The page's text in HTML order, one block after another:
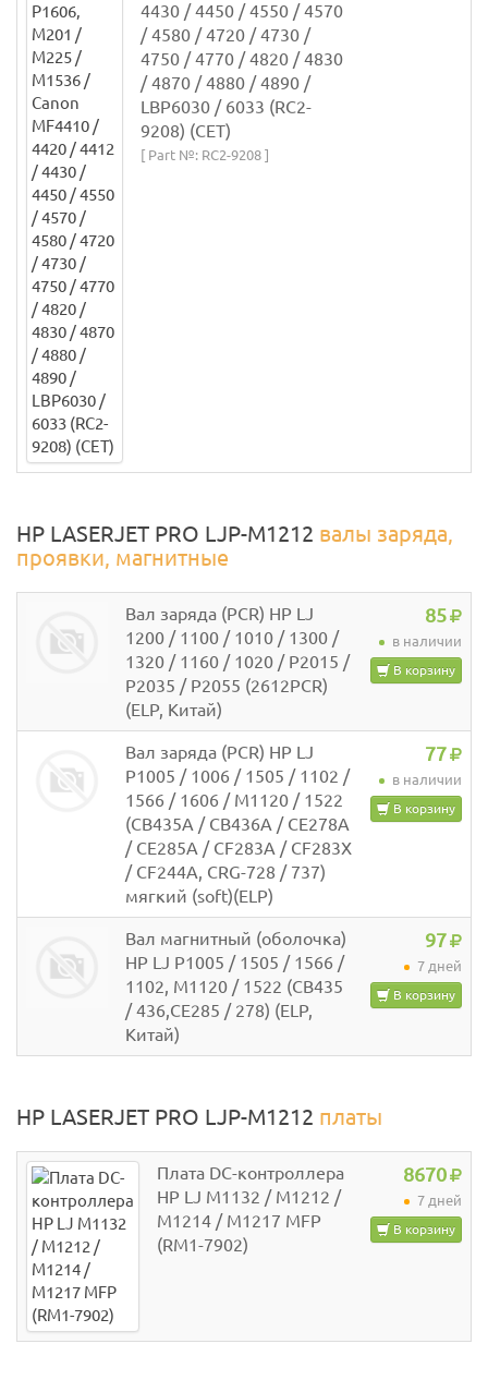
4430 / 4450 / 4550 / 4570
/ 4580 / 4720 / 4730 /
4750 / 4770 / 4820 / 4830
/ 4870 / 4880 / 4890 /
LBP6030 / 6033 (RC2-
9208) (СЕТ)
[ Part №: RC2-9208 ]
HP LASERJET PRO LJP-M1212 валы заряда,
проявки, магнитные
Вал заряда (PCR) HP LJ
1200 / 1100 / 1010 / 1300 /
1320 / 1160 / 1020 / P2015 /
P2035 / P2055 (2612PCR)
(ELP, Китай)
85
в наличии
В корзину
Вал заряда (PCR) HP LJ
P1005 / 1006 / 1505 / 1102 /
1566 / 1606 / M1120 / 1522
(CB435A / CB436A / CE278A
/ CE285A / CF283A / CF283X
/ CF244A, CRG-728 / 737)
мягкий (soft)(ELP)
77
в наличии
В корзину
Вал магнитный (оболочка)
HP LJ P1005 / 1505 / 1566 /
1102, M1120 / 1522 (CB435
/ 436,CE285 / 278) (ELP,
Китай)
97
7 дней
В корзину
HP LASERJET PRO LJP-M1212 платы
Плата DC-контроллера
HP LJ M1132 / M1212 /
M1214 / M1217 MFP
(RM1-7902)
8670
7 дней
В корзину